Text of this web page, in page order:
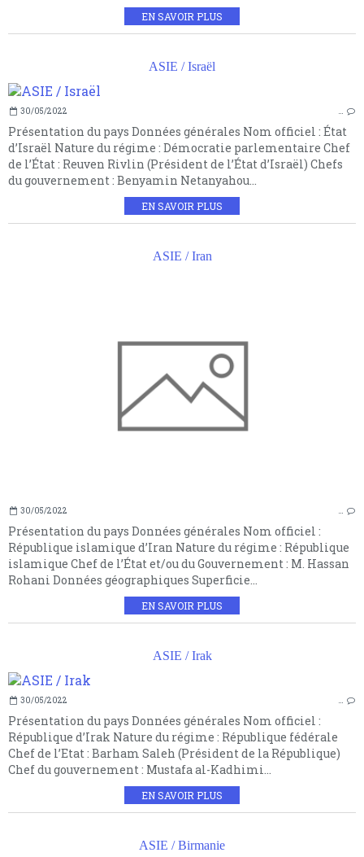
EN SAVOIR PLUS
ASIE / Israël
30/05/2022 …
Présentation du pays Données générales Nom officiel : État
d’Israël Nature du régime : Démocratie parlementaire Chef
de l’État : Reuven Rivlin (Président de l’État d’Israël) Chefs
du gouvernement : Benyamin Netanyahou...
EN SAVOIR PLUS
ASIE / Iran
30/05/2022 …
Présentation du pays Données générales Nom officiel :
République islamique d’Iran Nature du régime : République
islamique Chef de l’État et/ou du Gouvernement : M. Hassan
Rohani Données géographiques Superficie...
EN SAVOIR PLUS
ASIE / Irak
30/05/2022 …
Présentation du pays Données générales Nom officiel :
République d’Irak Nature du régime : République fédérale
Chef de l’Etat : Barham Saleh (Président de la République)
Chef du gouvernement : Mustafa al-Kadhimi...
EN SAVOIR PLUS
ASIE / Birmanie